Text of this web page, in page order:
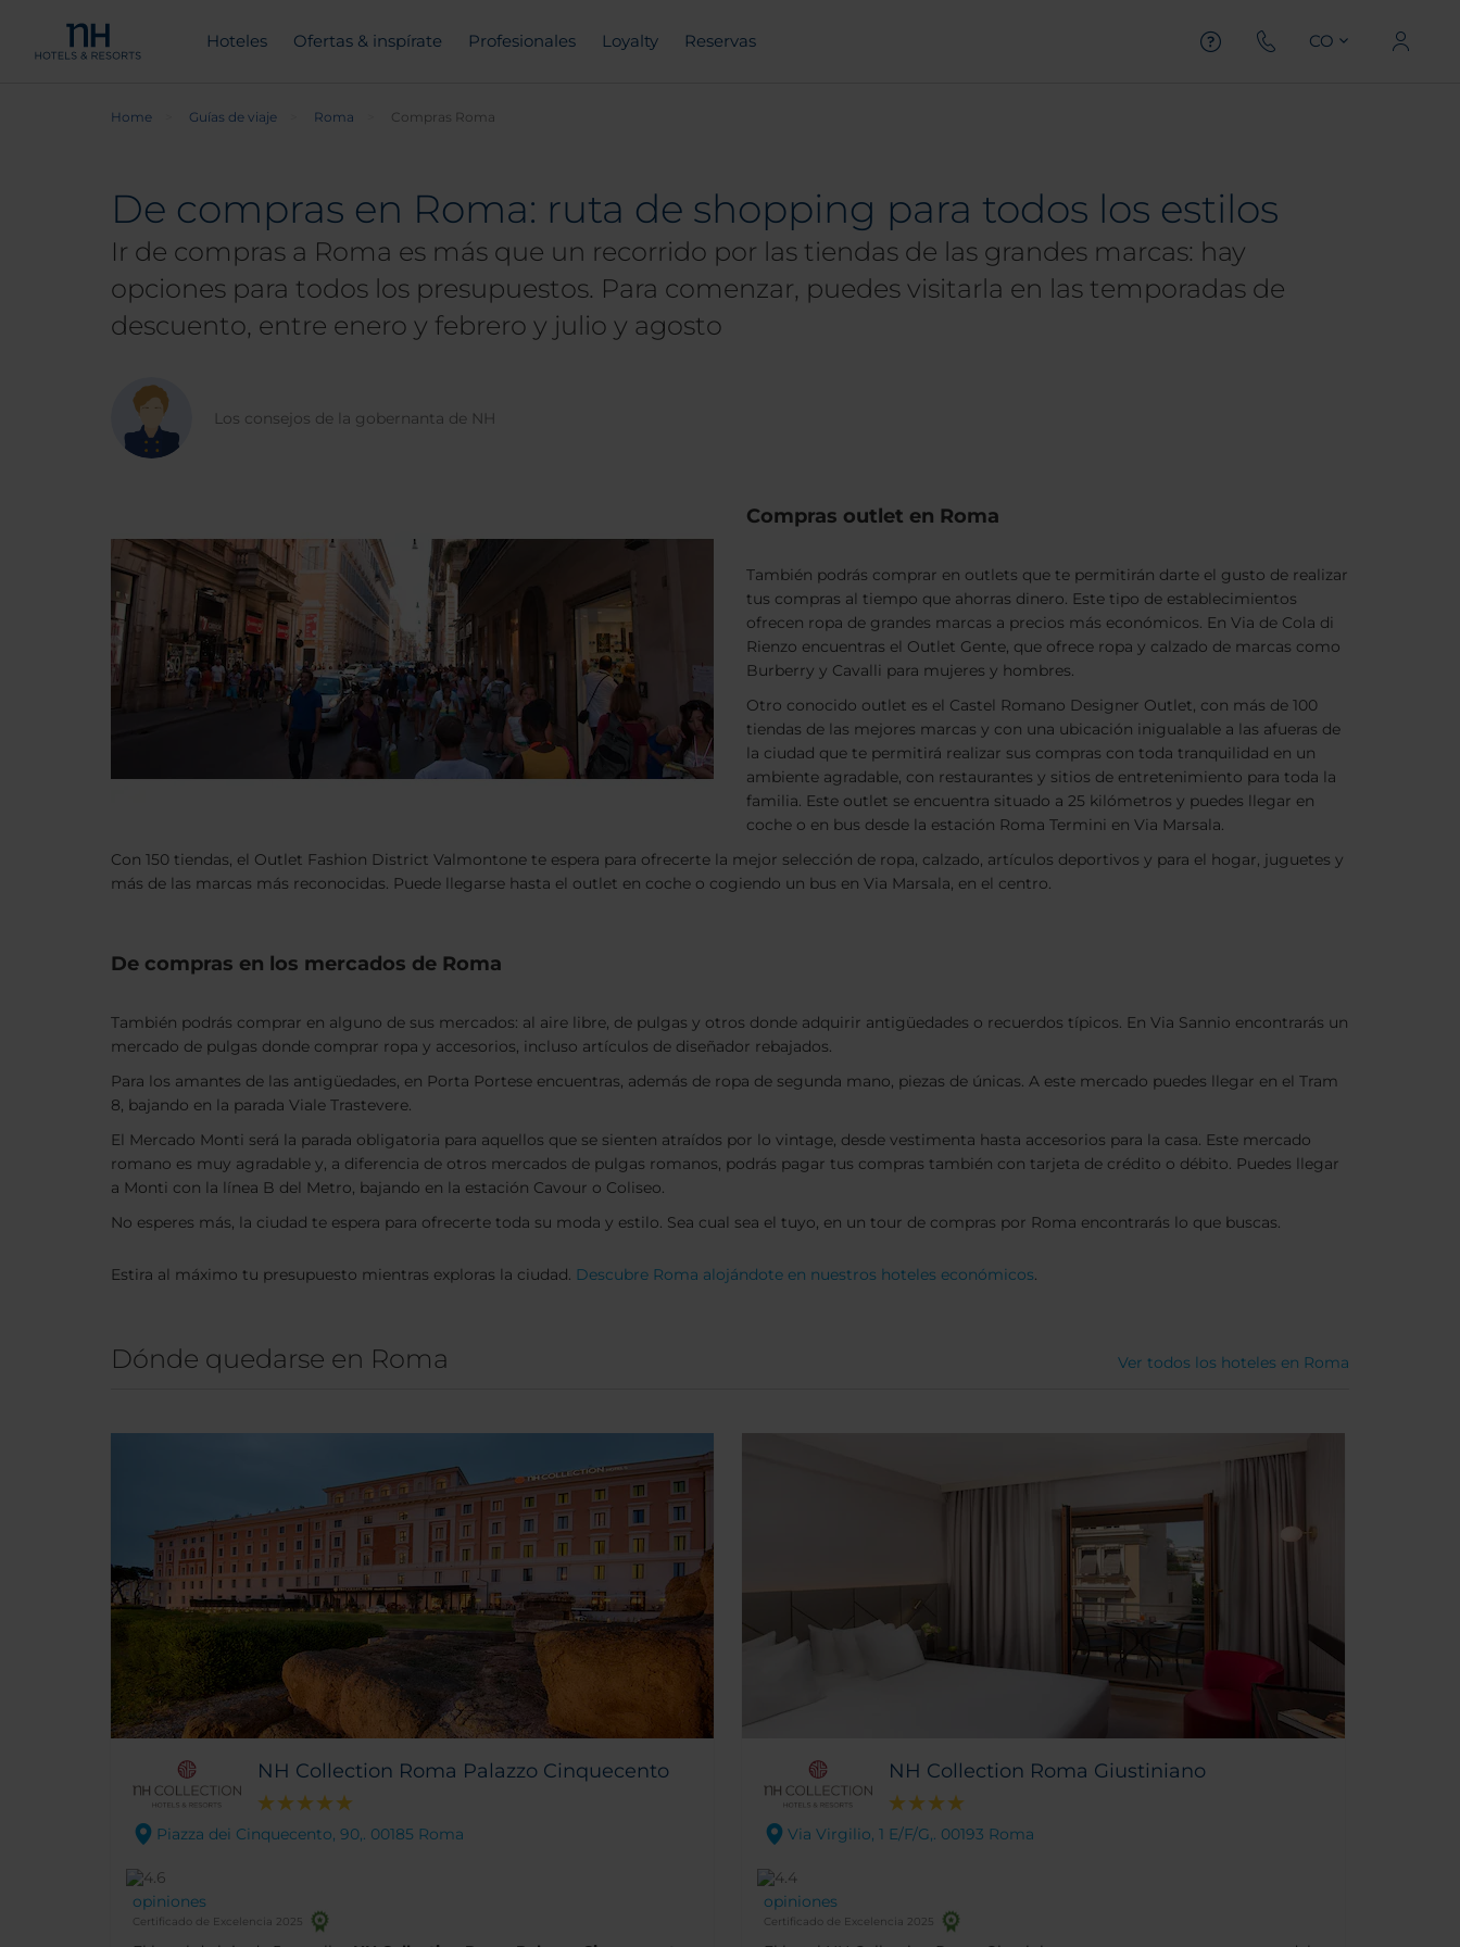
Hoteles Ofertas & inspírate Profesionales Loyalty Reservas CO
Home Guías de viaje Roma Compras Roma
De compras en Roma: ruta de shopping para todos los estilos
Ir de compras a Roma es más que un recorrido por las tiendas de las grandes marcas: hay
opciones para todos los presupuestos. Para comenzar, puedes visitarla en las temporadas de
descuento, entre enero y febrero y julio y agosto
Los consejos de la gobernanta de NH
Compras outlet en Roma
También podrás comprar en outlets que te permitirán darte el gusto de realizar
tus compras al tiempo que ahorras dinero. Este tipo de establecimientos
ofrecen ropa de grandes marcas a precios más económicos. En Via de Cola di
Rienzo encuentras el Outlet Gente, que ofrece ropa y calzado de marcas como
Burberry y Cavalli para mujeres y hombres.
Otro conocido outlet es el Castel Romano Designer Outlet, con más de 100
tiendas de las mejores marcas y con una ubicación inigualable a las afueras de
la ciudad que te permitirá realizar sus compras con toda tranquilidad en un
ambiente agradable, con restaurantes y sitios de entretenimiento para toda la
familia. Este outlet se encuentra situado a 25 kilómetros y puedes llegar en
coche o en bus desde la estación Roma Termini en Via Marsala.
Con 150 tiendas, el Outlet Fashion District Valmontone te espera para ofrecerte la mejor selección de ropa, calzado, artículos deportivos y para el hogar, juguetes y
más de las marcas más reconocidas. Puede llegarse hasta el outlet en coche o cogiendo un bus en Via Marsala, en el centro.
De compras en los mercados de Roma
También podrás comprar en alguno de sus mercados: al aire libre, de pulgas y otros donde adquirir antigüedades o recuerdos típicos. En Via Sannio encontrarás un
mercado de pulgas donde comprar ropa y accesorios, incluso artículos de diseñador rebajados.
Para los amantes de las antigüedades, en Porta Portese encuentras, además de ropa de segunda mano, piezas de únicas. A este mercado puedes llegar en el Tram
8, bajando en la parada Viale Trastevere.
El Mercado Monti será la parada obligatoria para aquellos que se sienten atraídos por lo vintage, desde vestimenta hasta accesorios para la casa. Este mercado
romano es muy agradable y, a diferencia de otros mercados de pulgas romanos, podrás pagar tus compras también con tarjeta de crédito o débito. Puedes llegar
a Monti con la línea B del Metro, bajando en la estación Cavour o Coliseo.
No esperes más, la ciudad te espera para ofrecerte toda su moda y estilo. Sea cual sea el tuyo, en un tour de compras por Roma encontrarás lo que buscas.
Estira al máximo tu presupuesto mientras exploras la ciudad. Descubre Roma alojándote en nuestros hoteles económicos.
Dónde quedarse en Roma Ver todos los hoteles en Roma
NH Collection Roma Palazzo Cinquecento
Piazza dei Cinquecento, 90,. 00185 Roma
opiniones
Certificado de Excelencia 2025
NH Collection Roma Giustiniano
Via Virgilio, 1 E/F/G,. 00193 Roma
opiniones
Certificado de Excelencia 2025